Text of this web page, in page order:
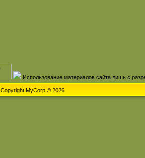
Использование материалов сайта лишь с
Copyright MyCorp © 2026